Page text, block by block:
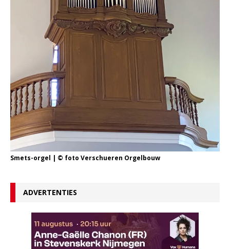
Smets-orgel | © foto Verschueren Orgelbouw
ADVERTENTIES